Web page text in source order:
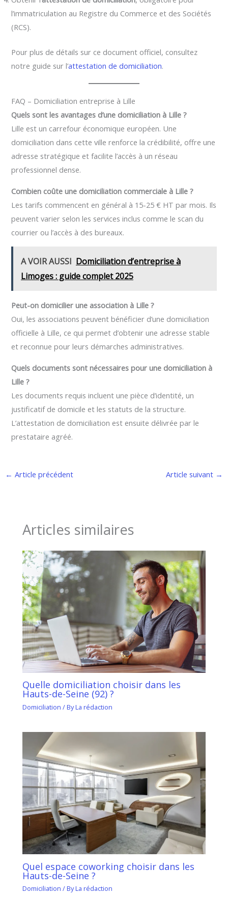
l’immatriculation au Registre du Commerce et des Sociétés
(RCS).
Pour plus de détails sur ce document officiel, consultez
notre guide sur l’attestation de domiciliation.
FAQ – Domiciliation entreprise à Lille
Quels sont les avantages d’une domiciliation à Lille ?
Lille est un carrefour économique européen. Une
domiciliation dans cette ville renforce la crédibilité, offre une
adresse stratégique et facilite l’accès à un réseau
professionnel dense.
Combien coûte une domiciliation commerciale à Lille ?
Les tarifs commencent en général à 15-25 € HT par mois. Ils
peuvent varier selon les services inclus comme le scan du
courrier ou l’accès à des bureaux.
A VOIR AUSSI Domiciliation d’entreprise à
Limoges : guide complet 2025
Peut-on domicilier une association à Lille ?
Oui, les associations peuvent bénéficier d’une domiciliation
officielle à Lille, ce qui permet d’obtenir une adresse stable
et reconnue pour leurs démarches administratives.
Quels documents sont nécessaires pour une domiciliation à
Lille ?
Les documents requis incluent une pièce d’identité, un
justificatif de domicile et les statuts de la structure.
L’attestation de domiciliation est ensuite délivrée par le
prestataire agréé.
← Article précédent Article suivant →
Articles similaires
Quelle domiciliation choisir dans les
Hauts-de-Seine (92) ?
Domiciliation / ByLa rédaction
Quel espace coworking choisir dans les
Hauts-de-Seine ?
Domiciliation / ByLa rédaction